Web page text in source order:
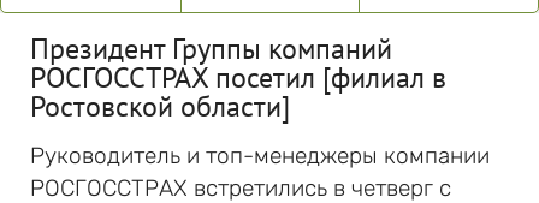
Президент Группы компаний
РОСГОССТРАХ посетил [филиал в
Ростовской области]
Руководитель и топ-менеджеры компании
РОСГОССТРАХ встретились в четверг с